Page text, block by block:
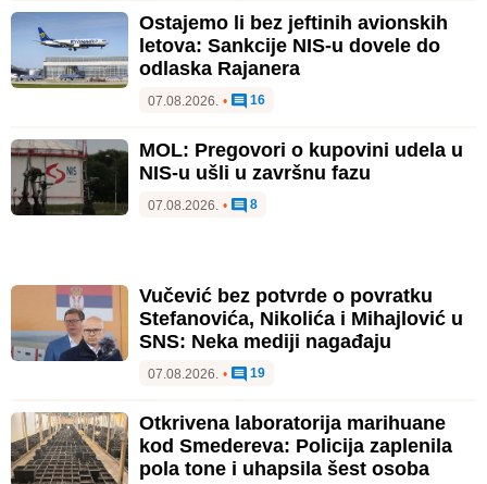
Ostajemo li bez jeftinih avionskih
letova: Sankcije NIS-u dovele do
odlaska Rajanera
07.08.2026. • 16
MOL: Pregovori o kupovini udela u
NIS-u ušli u završnu fazu
07.08.2026. • 8
Vučević bez potvrde o povratku
Stefanovića, Nikolića i Mihajlović u
SNS: Neka mediji nagađaju
07.08.2026. • 19
Otkrivena laboratorija marihuane
kod Smedereva: Policija zaplenila
pola tone i uhapsila šest osoba